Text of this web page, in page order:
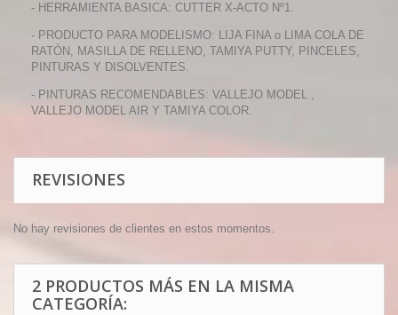
- HERRAMIENTA BASICA: CUTTER X-ACTO Nº1.
- PRODUCTO PARA MODELISMO: LIJA FINA o LIMA COLA DE
RATÓN, MASILLA DE RELLENO, TAMIYA PUTTY, PINCELES,
PINTURAS Y DISOLVENTES.
- PINTURAS RECOMENDABLES: VALLEJO MODEL ,
VALLEJO MODEL AIR Y TAMIYA COLOR.
REVISIONES
No hay revisiones de clientes en estos momentos.
2 PRODUCTOS MÁS EN LA MISMA
CATEGORÍA: